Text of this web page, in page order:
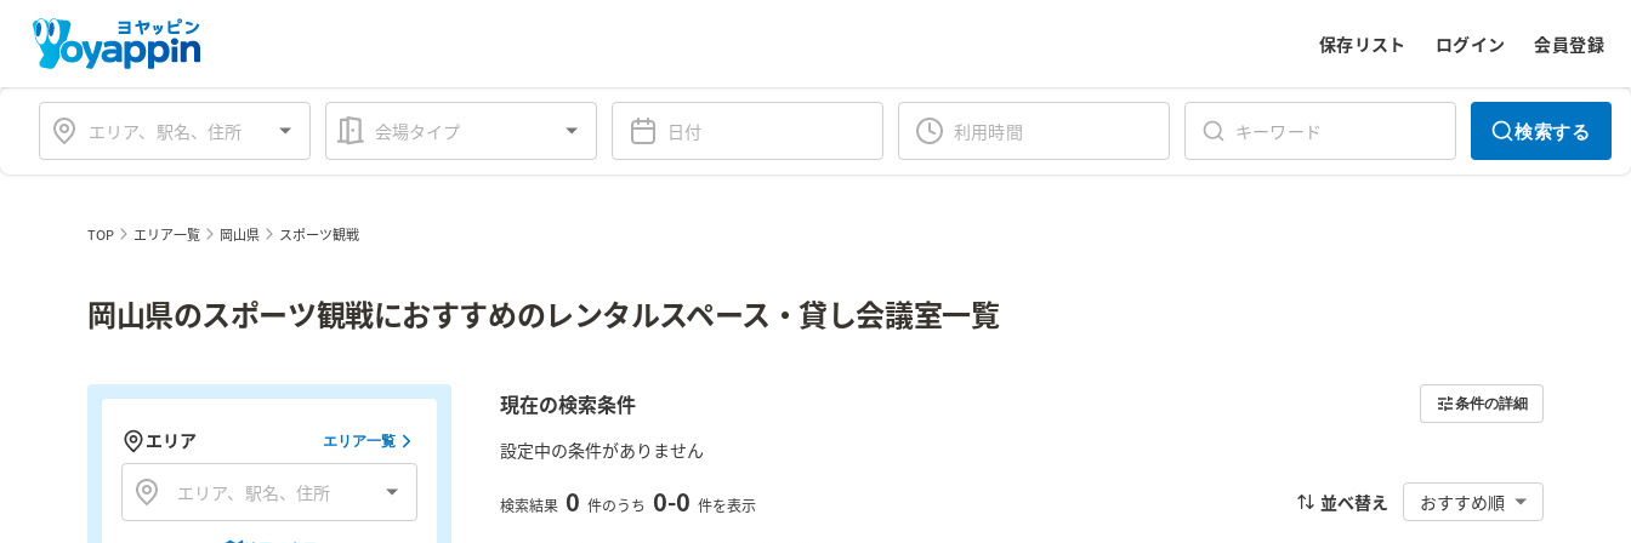
保存リスト ログイン 会員登録
会場タイプ 検索する
TOP エリア一覧 岡山県 スポーツ観戦
岡山県のスポーツ観戦におすすめのレンタルスペース・貸し会議室一覧
現在の検索条件 条件の詳細
設定中の条件がありません
検索結果 0 件のうち 0-0 件を表示 並べ替え おすすめ順
エリア エリア一覧